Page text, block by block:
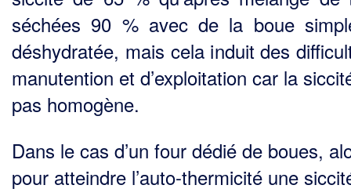
séchées 90 % avec de la boue
déshydratée, mais cela induit des
manutention et d’exploitation car la
pas homogène.
Dans le cas d’un four dédié de boues,
pour atteindre l’auto-thermicité une